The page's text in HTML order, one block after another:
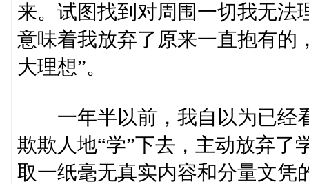
来。试图找到对周围一切我无法
意味着我放弃了原来一直抱有的
大理想”。
一年半以前，我自以为已经
欺欺人地“学”下去，主动放弃了
取一纸毫无真实内容和分量文凭